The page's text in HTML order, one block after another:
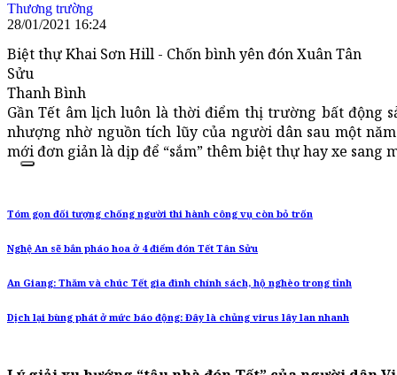
Thương trường
28/01/2021 16:24
Biệt thự Khai Sơn Hill - Chốn bình yên đón Xuân Tân
Sửu
Thanh Bình
Gần Tết âm lịch luôn là thời điểm thị trường bất động
nhượng nhờ nguồn tích lũy của người dân sau một
mới đơn giản là dịp để “sắm” thêm biệt thự hay xe sang
Tóm gọn đối tượng chống người thi hành công vụ còn bỏ trốn
Nghệ An sẽ bắn pháo hoa ở 4 điểm đón Tết Tân Sửu
An Giang: Thăm và chúc Tết gia đình chính sách, hộ nghèo trong tỉnh
Dịch lại bùng phát ở mức báo động: Đây là chủng virus lây lan nhanh